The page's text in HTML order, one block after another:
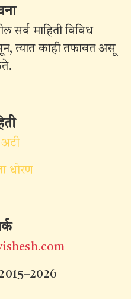
सर्व माहिती विविध
त्यात काही तफावत असू
अटी
धोरण